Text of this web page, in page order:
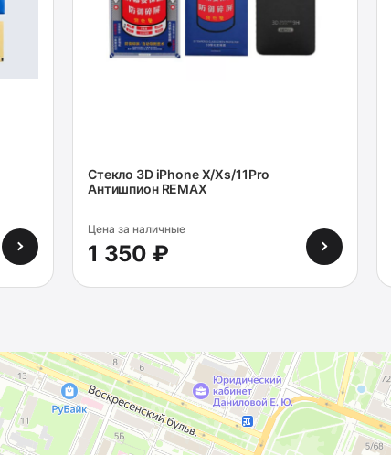
Cтекло 3D iPhone X/Xs/11Pro
Антишпион REMAX
Цена за наличные
1 350 ₽